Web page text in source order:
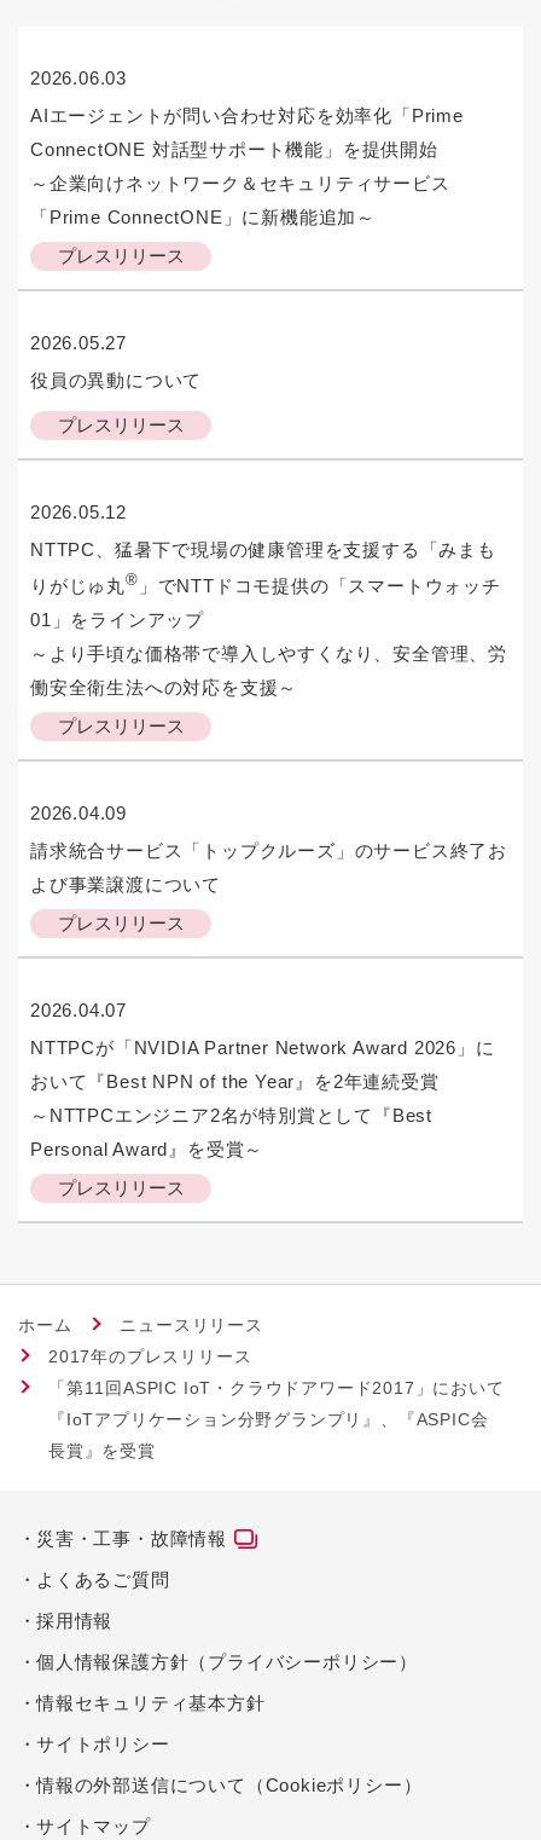
2026.06.03
プレスリリース
AIエージェントが問い合わせ対応を効率化「Prime
ConnectONE 対話型サポート機能」を提供開始
～企業向けネットワーク＆セキュリティサービス
「Prime ConnectONE」に新機能追加～
2026.05.27
プレスリリース
役員の異動について
2026.05.12
プレスリリース
NTTPC、猛暑下で現場の健康管理を支援する「みまも
りがじゅ丸® 」でNTTドコモ提供の「スマートウォッチ
01」をラインアップ
～より手頃な価格帯で導入しやすくなり、安全管理、労
働安全衛生法への対応を支援～
2026.04.09
プレスリリース
請求統合サービス「トップクルーズ」のサービス終了お
よび事業譲渡について
2026.04.07
プレスリリース
NTTPCが「NVIDIA Partner Network Award 2026」に
おいて『Best NPN of the Year』を2年連続受賞
～NTTPCエンジニア2名が特別賞として『Best
Personal Award』を受賞～
ホーム
ニュースリリース
2017年のプレスリリース
「第11回ASPIC IoT・クラウドアワード2017」において
『IoTアプリケーション分野グランプリ』、『ASPIC会
長賞』を受賞
災害・工事・故障情報
よくあるご質問
採用情報
個人情報保護方針（プライバシーポリシー）
情報セキュリティ基本方針
サイトポリシー
情報の外部送信について（Cookieポリシー）
サイトマップ